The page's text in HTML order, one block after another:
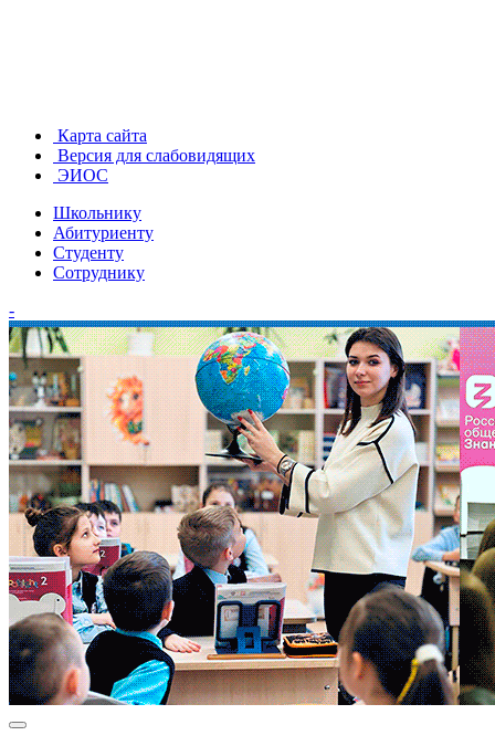
Карта сайта
Версия для слабовидящих
ЭИОС
Школьнику
Абитуриенту
Студенту
Сотруднику
-